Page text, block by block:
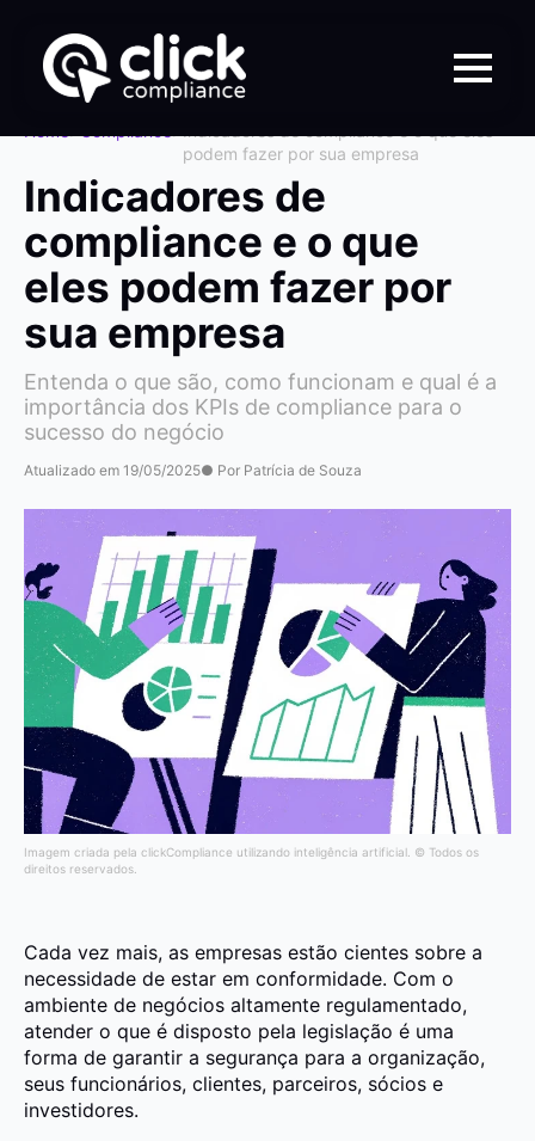
podem fazer por sua empresa
Indicadores de
compliance e o que
eles podem fazer por
sua empresa
Entenda o que são, como funcionam e qual é a
importância dos KPIs de compliance para o
sucesso do negócio
Atualizado em 19/05/2025● Por Patrícia de Souza
Imagem criada pela clickCompliance utilizando inteligência artificial. © Todos os
direitos reservados.
Cada vez mais, as empresas estão cientes sobre a
necessidade de estar em conformidade. Com o
ambiente de negócios altamente regulamentado,
atender o que é disposto pela legislação é uma
forma de garantir a segurança para a organização,
seus funcionários, clientes, parceiros, sócios e
investidores.